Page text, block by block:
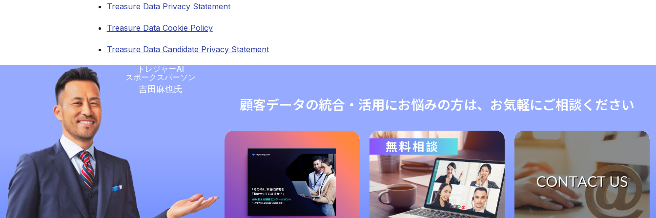
Treasure Data Privacy Statement
Treasure Data Cookie Policy
Treasure Data Candidate Privacy Statement
トレジャーAI
スポークスパーソン
吉田麻也氏
顧客データの統合・活用にお悩みの方は、お気軽にご相談ください